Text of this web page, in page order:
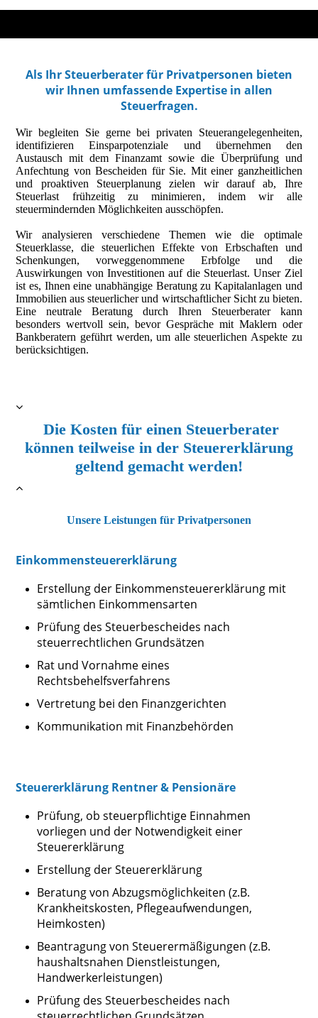
Als Ihr Steuerberater für Privatpersonen bieten
wir Ihnen umfassende Expertise in allen
Steuerfragen.
Wir begleiten Sie gerne bei privaten Steuerangelegenheiten,
identifizieren Einsparpotenziale und übernehmen den
Austausch mit dem Finanzamt sowie die Überprüfung und
Anfechtung von Bescheiden für Sie. Mit einer ganzheitlichen
und proaktiven Steuerplanung zielen wir darauf ab, Ihre
Steuerlast frühzeitig zu minimieren, indem wir alle
steuermindernden Möglichkeiten ausschöpfen.
Wir analysieren verschiedene Themen wie die optimale
Steuerklasse, die steuerlichen Effekte von Erbschaften und
Schenkungen, vorweggenommene Erbfolge und die
Auswirkungen von Investitionen auf die Steuerlast. Unser Ziel
ist es, Ihnen eine unabhängige Beratung zu Kapitalanlagen und
Immobilien aus steuerlicher und wirtschaftlicher Sicht zu bieten.
Eine neutrale Beratung durch Ihren Steuerberater kann
besonders wertvoll sein, bevor Gespräche mit Maklern oder
Bankberatern geführt werden, um alle steuerlichen Aspekte zu
berücksichtigen.
Die Kosten für einen Steuerberater
können teilweise in der Steuererklärung
geltend gemacht werden!
Unsere Leistungen für Privatpersonen
Einkommensteuererklärung
Erstellung der Einkommensteuererklärung mit
sämtlichen Einkommensarten
Prüfung des Steuerbescheides nach
steuerrechtlichen Grundsätzen
Rat und Vornahme eines
Rechtsbehelfsverfahrens
Vertretung bei den Finanzgerichten
Kommunikation mit Finanzbehörden
Steuererklärung Rentner & Pensionäre
Prüfung, ob steuerpflichtige Einnahmen
vorliegen und der Notwendigkeit einer
Steuererklärung
Erstellung der Steuererklärung
Beratung von Abzugsmöglichkeiten (z.B.
Krankheitskosten, Pflegeaufwendungen,
Heimkosten)
Beantragung von Steuerermäßigungen (z.B.
haushaltsnahen Dienstleistungen,
Handwerkerleistungen)
Prüfung des Steuerbescheides nach